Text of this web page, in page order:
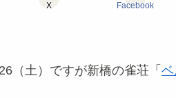
X Facebook
（土）ですが新橋の雀荘「